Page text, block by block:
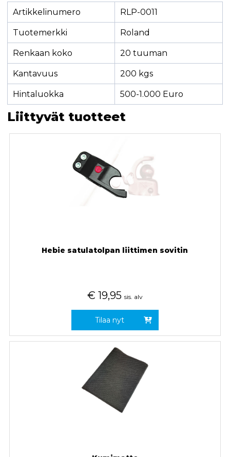
Artikkelinumero RLP-0011
Tuotemerkki Roland
Renkaan koko 20 tuuman
Kantavuus 200 kgs
Hintaluokka 500-1.000 Euro
Liittyvät tuotteet
Hebie satulatolpan liittimen sovitin
€ 19,95 sis. alv
Tilaa nyt